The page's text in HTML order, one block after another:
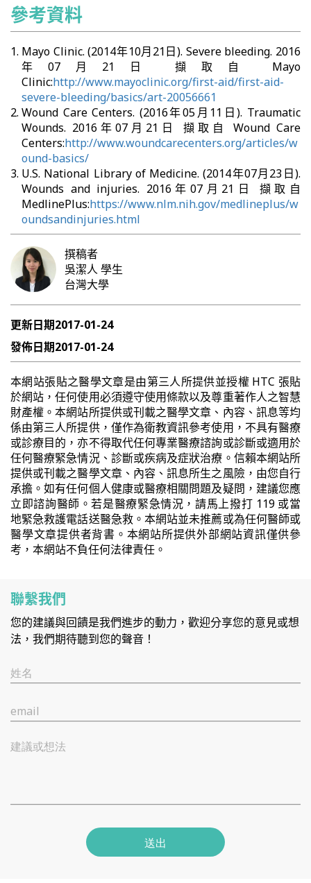
參考資料
Mayo Clinic. (2014年10月21日). Severe bleeding. 2016
年07月21日 擷取自 Mayo
Clinic:http://www.mayoclinic.org/first-aid/first-aid-
severe-bleeding/basics/art-20056661
Wound Care Centers. (2016年05月11日). Traumatic
Wounds. 2016年07月21日 擷取自 Wound Care
Centers:http://www.woundcarecenters.org/articles/w
ound-basics/
U.S. National Library of Medicine. (2014年07月23日).
Wounds and injuries. 2016年07月21日 擷取自
MedlinePlus:https://www.nlm.nih.gov/medlineplus/w
oundsandinjuries.html
撰稿者
吳潔人 學生
台灣大學
更新日期2017-01-24
發佈日期2017-01-24
本網站張貼之醫學文章是由第三人所提供並授權 HTC 張貼
於網站，任何使用必須遵守使用條款以及尊重著作人之智慧
財產權。本網站所提供或刊載之醫學文章、內容、訊息等均
係由第三人所提供，僅作為衛教資訊參考使用，不具有醫療
或診療目的，亦不得取代任何專業醫療諮詢或診斷或適用於
任何醫療緊急情況、診斷或疾病及症狀治療。信賴本網站所
提供或刊載之醫學文章、內容、訊息所生之風險，由您自行
承擔。如有任何個人健康或醫療相關問題及疑問，建議您應
立即諮詢醫師。若是醫療緊急情況，請馬上撥打 119 或當
地緊急救護電話送醫急救。本網站並未推薦或為任何醫師或
醫學文章提供者背書。本網站所提供外部網站資訊僅供參
考，本網站不負任何法律責任。
聯繫我們
您的建議與回饋是我們進步的動力，歡迎分享您的意見或想
法，我們期待聽到您的聲音！
姓名
email
建議或想法
送出